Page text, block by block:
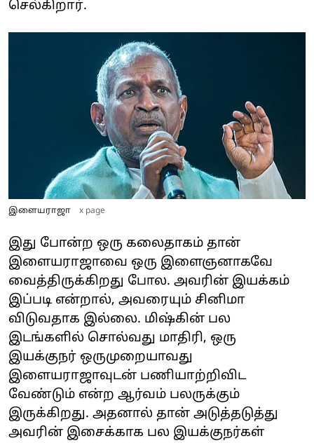
செல்கிறார்.
இளையராஜா x page
இது போன்ற ஒரு கலைதாகம் தான்
இளையராஜாவை ஒரு இளைஞனாகவே
வைத்திருக்கிறது போல. அவரின் இயக்கம்
இப்படி என்றால், அவரையும் சினிமா
விடுவதாக இல்லை. மிஷ்கின் பல
இடங்களில் சொல்வது மாதிரி, ஒரு
இயக்குநர் ஒருமுறையாவது
இளையராஜாவுடன் பணியாற்றிவிட
வேண்டும் என்ற ஆர்வம் பலருக்கும்
இருக்கிறது. அதனால் தான் அடுத்தடுத்து
அவரின் இசைக்காக பல இயக்குநர்கள்